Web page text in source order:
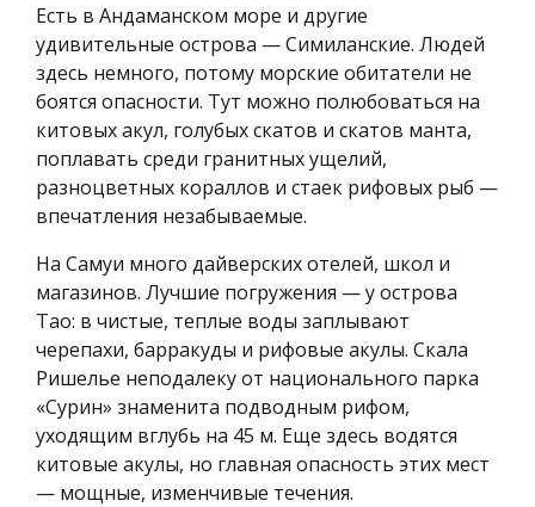
Есть в Андаманском море и другие
удивительные острова — Симиланские. Людей
здесь немного, потому морские обитатели не
боятся опасности. Тут можно полюбоваться на
китовых акул, голубых скатов и скатов манта,
поплавать среди гранитных ущелий,
разноцветных кораллов и стаек рифовых рыб —
впечатления незабываемые.
На Самуи много дайверских отелей, школ и
магазинов. Лучшие погружения — у острова
Тао: в чистые, теплые воды заплывают
черепахи, барракуды и рифовые акулы. Скала
Ришелье неподалеку от национального парка
«Сурин» знаменита подводным рифом,
уходящим вглубь на 45 м. Еще здесь водятся
китовые акулы, но главная опасность этих мест
— мощные, изменчивые течения.